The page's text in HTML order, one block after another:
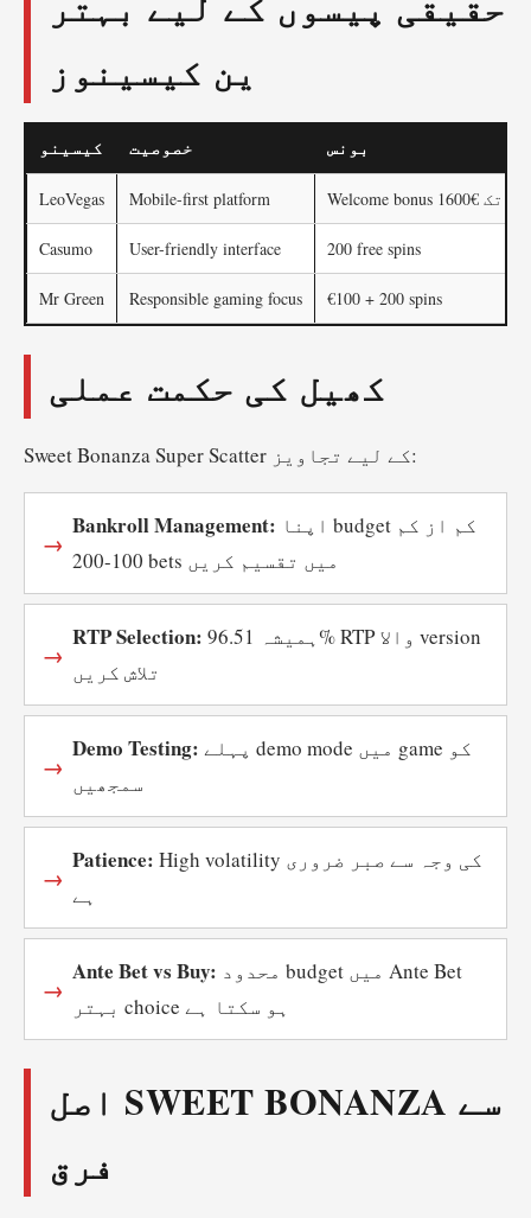
ین کیسینوز
کیسینو خصوصیت بونس
LeoVegas Mobile-first platform Welcome bonus تک €1600
Casumo User-friendly interface 200 free spins
Mr Green Responsible gaming focus €100 + 200 spins
کھیل کی حکمت عملی
Sweet Bonanza Super Scatter کے لیے تجاویز:
Bankroll Management:
100-200 bets میں تقسیم کریں
RTP Selection:
تلاش کریں
Demo Testing:
سمجھیں
Patience: High volatility کی وجہ سے صبر ضروری
ہے
Ante Bet vs Buy:
بہتر choice ہو سکتا ہے
اصل SWEET BONANZA سے
فرق